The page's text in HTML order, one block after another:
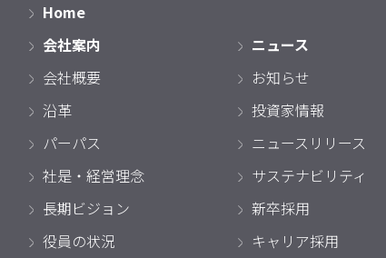
Home
会社案内
会社概要
沿革
パーパス
社是・経営理念
長期ビジョン
役員の状況
ニュース
お知らせ
投資家情報
ニュースリリース
サステナビリティ
新卒採用
キャリア採用